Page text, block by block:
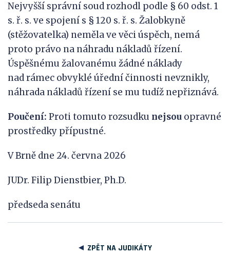
Nejvyšší správní soud rozhodl podle § 60 odst. 1
s. ř. s. ve spojení s § 120 s. ř. s. Žalobkyně
(stěžovatelka) neměla ve věci úspěch, nemá
proto právo na náhradu nákladů řízení.
Úspěšnému žalovanému žádné náklady
nad rámec obvyklé úřední činnosti nevznikly,
náhrada nákladů řízení se mu tudíž nepřiznává.
Poučení: Proti tomuto rozsudku nejsou opravné
prostředky přípustné.
V Brně dne 24. června 2026
JUDr. Filip Dienstbier, Ph.D.
předseda senátu
ZPĚT NA JUDIKÁTY